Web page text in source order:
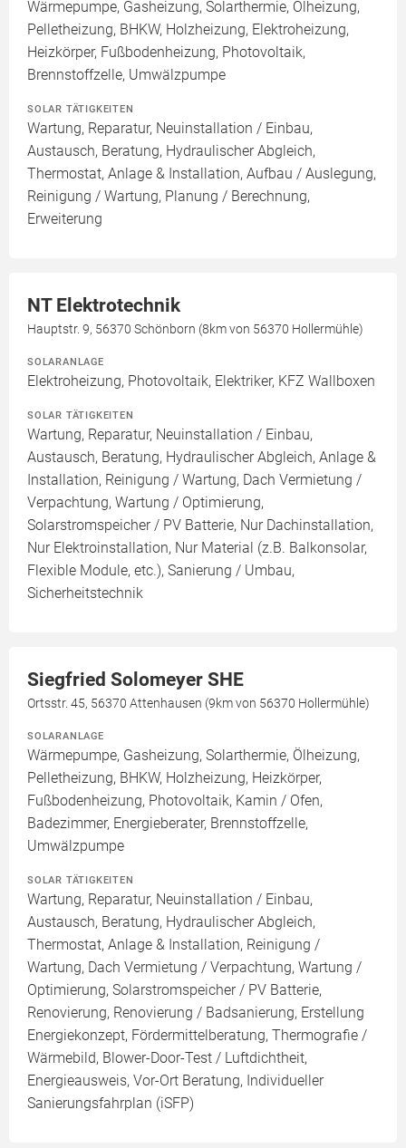
Wärmepumpe, Gasheizung, Solarthermie, Ölheizung,
Pelletheizung, BHKW, Holzheizung, Elektroheizung,
Heizkörper, Fußbodenheizung, Photovoltaik,
Brennstoffzelle, Umwälzpumpe
SOLAR TÄTIGKEITEN
Wartung, Reparatur, Neuinstallation / Einbau,
Austausch, Beratung, Hydraulischer Abgleich,
Thermostat, Anlage & Installation, Aufbau / Auslegung,
Reinigung / Wartung, Planung / Berechnung,
Erweiterung
NT Elektrotechnik
Hauptstr. 9, 56370 Schönborn (8km von 56370 Hollermühle)
SOLARANLAGE
Elektroheizung, Photovoltaik, Elektriker, KFZ Wallboxen
SOLAR TÄTIGKEITEN
Wartung, Reparatur, Neuinstallation / Einbau,
Austausch, Beratung, Hydraulischer Abgleich, Anlage &
Installation, Reinigung / Wartung, Dach Vermietung /
Verpachtung, Wartung / Optimierung,
Solarstromspeicher / PV Batterie, Nur Dachinstallation,
Nur Elektroinstallation, Nur Material (z.B. Balkonsolar,
Flexible Module, etc.), Sanierung / Umbau,
Sicherheitstechnik
Siegfried Solomeyer SHE
Ortsstr. 45, 56370 Attenhausen (9km von 56370 Hollermühle)
SOLARANLAGE
Wärmepumpe, Gasheizung, Solarthermie, Ölheizung,
Pelletheizung, BHKW, Holzheizung, Heizkörper,
Fußbodenheizung, Photovoltaik, Kamin / Ofen,
Badezimmer, Energieberater, Brennstoffzelle,
Umwälzpumpe
SOLAR TÄTIGKEITEN
Wartung, Reparatur, Neuinstallation / Einbau,
Austausch, Beratung, Hydraulischer Abgleich,
Thermostat, Anlage & Installation, Reinigung /
Wartung, Dach Vermietung / Verpachtung, Wartung /
Optimierung, Solarstromspeicher / PV Batterie,
Renovierung, Renovierung / Badsanierung, Erstellung
Energiekonzept, Fördermittelberatung, Thermografie /
Wärmebild, Blower-Door-Test / Luftdichtheit,
Energieausweis, Vor-Ort Beratung, Individueller
Sanierungsfahrplan (iSFP)